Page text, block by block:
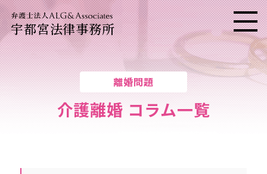
宇都宮法律事務所 メニ
離婚問題
介護離婚 コラム一覧